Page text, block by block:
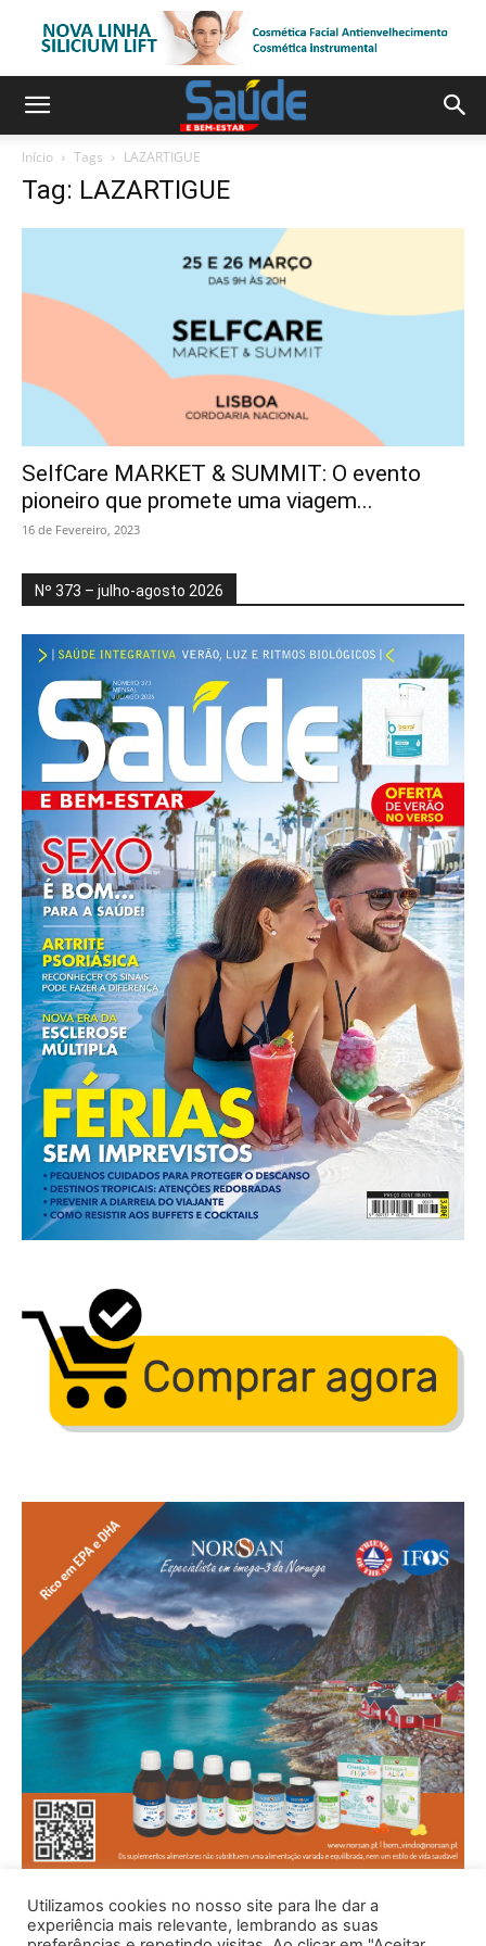
Início Tags LAZARTIGUE
Tag: LAZARTIGUE
SelfCare MARKET & SUMMIT: O evento
pioneiro que promete uma viagem...
16 de Fevereiro, 2023
Nº 373 – julho-agosto 2026
Utilizamos cookies no nosso site para lhe dar a
experiência mais relevante, lembrando as suas